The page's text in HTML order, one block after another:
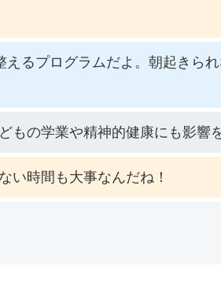
えるプログラムだよ。朝起きら
もの学業や精神的健康にも影響
い時間も大事なんだね！